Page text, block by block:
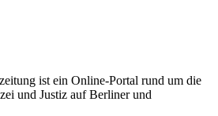
ist ein Online-Portal rund um die
und Justiz auf Berliner und